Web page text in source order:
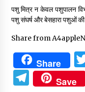
पशु मित्र न केवल पशुपालन
पशु संघर्ष और बेसहारा पशुओं
Share from
Share
Save